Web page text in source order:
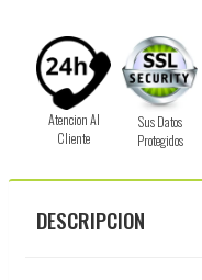
Atencion Al
Cliente
Sus Datos
Protegidos
DESCRIPCION